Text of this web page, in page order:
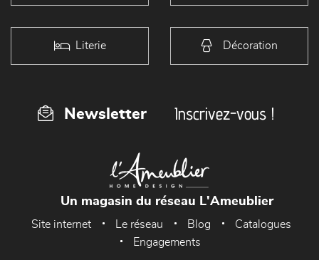
Literie Décoration
Newsletter Inscrivez-vous !
Un magasin du réseau L'Ameublier
Site internet Le réseau Blog
Catalogues
Engagements